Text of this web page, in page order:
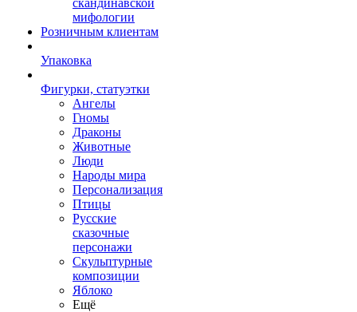
скандинавской
мифологии
Розничным клиентам
Упаковка
Фигурки, статуэтки
Ангелы
Гномы
Драконы
Животные
Люди
Народы мира
Персонализация
Птицы
Русские
сказочные
персонажи
Скульптурные
композиции
Яблоко
Ещё